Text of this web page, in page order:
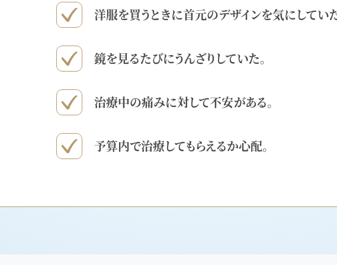
洋服を買うときに首元のデザインを気にしてい
鏡を見るたびにうんざりしていた。
治療中の痛みに対して不安がある。
予算内で治療してもらえるか心配。